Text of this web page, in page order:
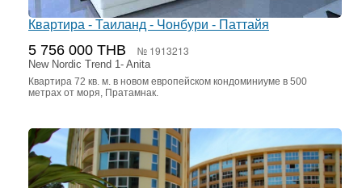
Квартира - Таиланд - Чонбури - Паттайя
5 756 000 THB № 1913213
New Nordic Trend 1- Anita
Квартира 72 кв. м. в новом европейском кондоминиуме в 500
метрах от моря, Пратамнак.